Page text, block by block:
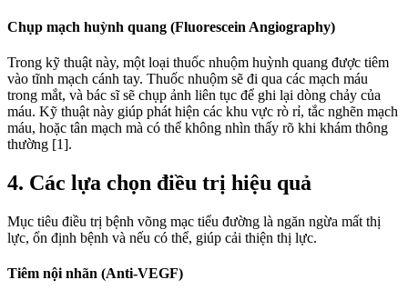
Chụp mạch huỳnh quang (Fluorescein Angiography)
Trong kỹ thuật này, một loại thuốc nhuộm huỳnh quang được tiêm
vào tĩnh mạch cánh tay. Thuốc nhuộm sẽ đi qua các mạch máu
trong mắt, và bác sĩ sẽ chụp ảnh liên tục để ghi lại dòng chảy của
máu. Kỹ thuật này giúp phát hiện các khu vực rò rỉ, tắc nghẽn mạch
máu, hoặc tân mạch mà có thể không nhìn thấy rõ khi khám thông
thường [1].
4. Các lựa chọn điều trị hiệu quả
Mục tiêu điều trị bệnh võng mạc tiểu đường là ngăn ngừa mất thị
lực, ổn định bệnh và nếu có thể, giúp cải thiện thị lực.
Tiêm nội nhãn (Anti-VEGF)